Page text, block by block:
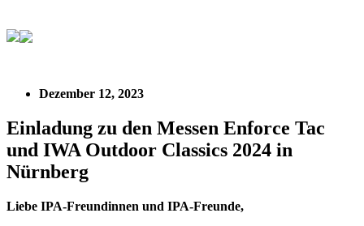
Dezember 12, 2023
Einladung zu den Messen Enforce Tac
und IWA Outdoor Classics 2024 in
Nürnberg
Liebe IPA-Freundinnen und IPA-Freunde,